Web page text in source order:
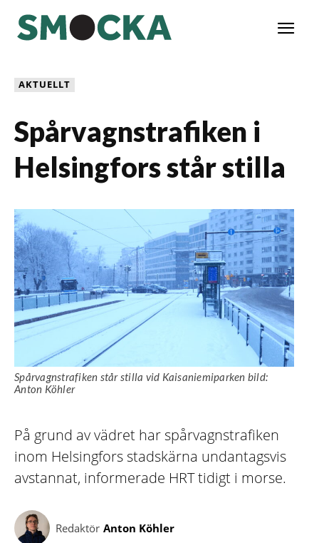
AKTUELLT
Spårvagnstrafiken i
Helsingfors står stilla
Spårvagnstrafiken står stilla vid Kaisaniemiparken bild:
Anton Köhler
På grund av vädret har spårvagnstrafiken
inom Helsingfors stadskärna undantagsvis
avstannat, informerade HRT tidigt i morse.
Redaktör Anton Köhler